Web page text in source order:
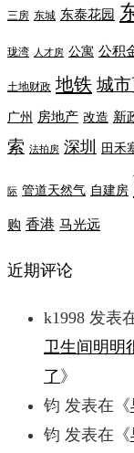
三房 东城 东泰花园
珑湾 人才房 公寓 公积
土地财政 地铁 城
广州 房地产 改造 新
索 法拍房 深圳 田禾
际 管道天然气 自建房
购 香港 马光远
近期评论
k1998 发表
卫生间明明
了》
钧 发表在《
钧 发表在《